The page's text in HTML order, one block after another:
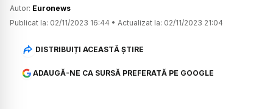
Autor: Euronews
Publicat la: 02/11/2023 16:44 • Actualizat la: 02/11/2023 21:04
DISTRIBUIȚI ACEASTĂ ȘTIRE
ADAUGĂ-NE CA SURSĂ PREFERATĂ PE GOOGLE